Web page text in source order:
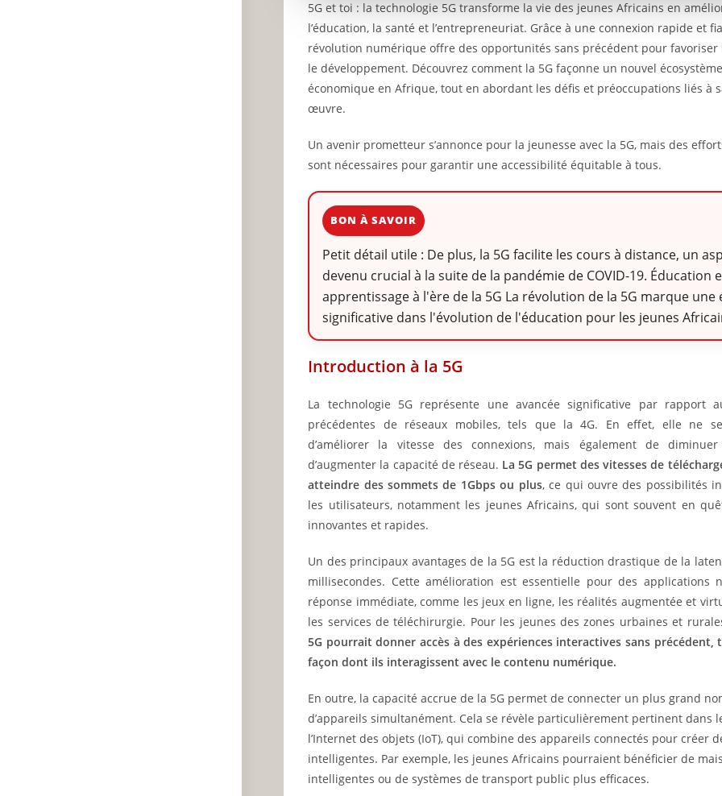
5G et toi : la technologie 5G transforme la vie des jeunes Africains en
l’éducation, la santé et l’entrepreneuriat. Grâce à une connexion rapide et
révolution numérique offre des opportunités sans précédent pour favoriser
le développement. Découvrez comment la 5G façonne un nouvel
économique en Afrique, tout en abordant les défis et préoccupations liés à
œuvre.
Un avenir prometteur s’annonce pour la jeunesse avec la 5G, mais des
sont nécessaires pour garantir une accessibilité équitable à tous.
BON À SAVOIR
Petit détail utile : De plus, la 5G facilite les cours à distance, un
devenu crucial à la suite de la pandémie de COVID-19. Éducation
apprentissage à l'ère de la 5G La révolution de la 5G marque une
significative dans l'évolution de l'éducation pour les jeunes
Introduction à la 5G
La technologie 5G représente une avancée significative par rapport
précédentes de réseaux mobiles, tels que la 4G. En effet, elle ne
d’améliorer la vitesse des connexions, mais également de
d’augmenter la capacité de réseau. La 5G permet des vitesses de
atteindre des sommets de 1Gbps ou plus, ce qui ouvre des possibilités
les utilisateurs, notamment les jeunes Africains, qui sont souvent en
innovantes et rapides.
Un des principaux avantages de la 5G est la réduction drastique de la
millisecondes. Cette amélioration est essentielle pour des applications
réponse immédiate, comme les jeux en ligne, les réalités augmentée et
les services de téléchirurgie. Pour les jeunes des zones urbaines et
5G pourrait donner accès à des expériences interactives sans précédent,
façon dont ils interagissent avec le contenu numérique.
En outre, la capacité accrue de la 5G permet de connecter un plus grand
d’appareils simultanément. Cela se révèle particulièrement pertinent dans
l’Internet des objets (IoT), qui combine des appareils connectés pour créer
intelligentes. Par exemple, les jeunes Africains pourraient bénéficier de
intelligentes ou de systèmes de transport public plus efficaces.